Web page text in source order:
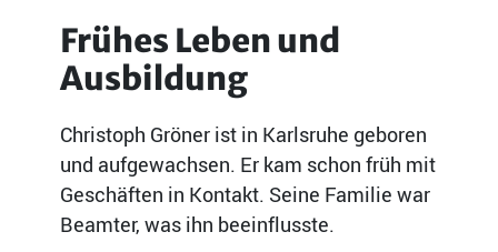
Frühes Leben und
Ausbildung
Christoph Gröner ist in Karlsruhe geboren
und aufgewachsen. Er kam schon früh mit
Geschäften in Kontakt. Seine Familie war
Beamter, was ihn beeinflusste.